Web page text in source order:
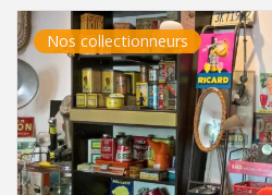
Nos collectionneurs